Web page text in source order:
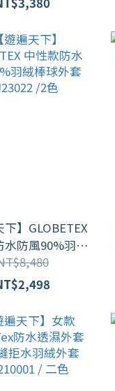
下】GLOBETEX
水防風90%羽絨
GJ23022 /2色